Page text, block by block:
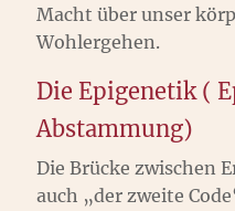
Macht über unser
Wohlergehen.
Die Epigenetik (
Abstammung)
Die Brücke zwischen
auch „der zweite